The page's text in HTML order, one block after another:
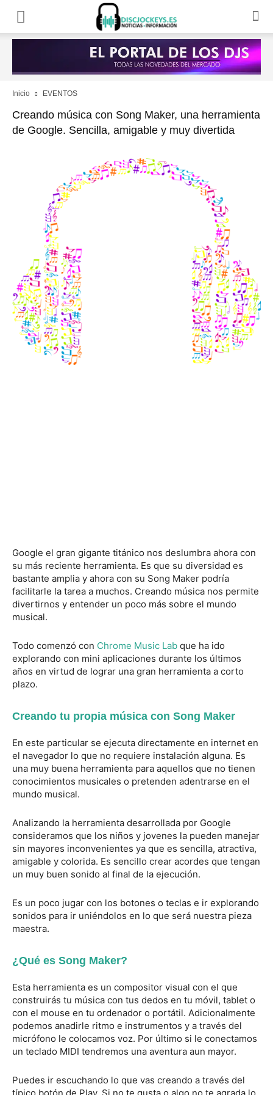
Inicio EVENTOS
Creando música con Song Maker, una herramienta
de Google. Sencilla, amigable y muy divertida
Google el gran gigante titánico nos deslumbra ahora con
su más reciente herramienta. Es que su diversidad es
bastante amplia y ahora con su Song Maker podría
facilitarle la tarea a muchos. Creando música nos permite
divertirnos y entender un poco más sobre el mundo
musical.
Todo comenzó con Chrome Music Lab que ha ido
explorando con mini aplicaciones durante los últimos
años en virtud de lograr una gran herramienta a corto
plazo.
Creando tu propia música con Song Maker
En este particular se ejecuta directamente en internet en
el navegador lo que no requiere instalación alguna. Es
una muy buena herramienta para aquellos que no tienen
conocimientos musicales o pretenden adentrarse en el
mundo musical.
Analizando la herramienta desarrollada por Google
consideramos que los niños y jovenes la pueden manejar
sin mayores inconvenientes ya que es sencilla, atractiva,
amigable y colorida. Es sencillo crear acordes que tengan
un muy buen sonido al final de la ejecución.
Es un poco jugar con los botones o teclas e ir explorando
sonidos para ir uniéndolos en lo que será nuestra pieza
maestra.
¿Qué es Song Maker?
Esta herramienta es un compositor visual con el que
construirás tu música con tus dedos en tu móvil, tablet o
con el mouse en tu ordenador o portátil. Adicionalmente
podemos anadirle ritmo e instrumentos y a través del
micrófono le colocamos voz. Por último si le conectamos
un teclado MIDI tendremos una aventura aun mayor.
Puedes ir escuchando lo que vas creando a través del